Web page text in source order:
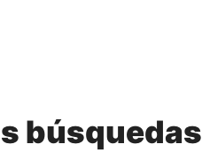
búsquedas